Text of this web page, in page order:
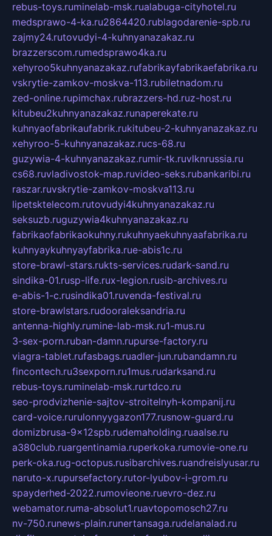
rebus-toys.ruminelab-msk.rualabuga-cityhotel.ru
medsprawo-4-ka.ru2864420.rublagodarenie-spb.ru
zajmy24.rutovudyi-4-kuhnyanazakaz.ru
brazzerscom.rumedsprawo4ka.ru
xehyroo5kuhnyanazakaz.rufabrikayfabrikaefabrika.ru
vskrytie-zamkov-moskva-113.rubiletnadom.ru
zed-online.rupimchax.rubrazzers-hd.ruz-host.ru
kitubeu2kuhnyanazakaz.runaperekate.ru
kuhnyaofabrikaufabrik.rukitubeu-2-kuhnyanazakaz.ru
xehyroo-5-kuhnyanazakaz.rucs-68.ru
guzywia-4-kuhnyanazakaz.rumir-tk.ruvlknrussia.ru
cs68.ruvladivostok-map.ruvideo-seks.rubankaribi.ru
raszar.ruvskrytie-zamkov-moskva113.ru
lipetsktelecom.rutovudyi4kuhnyanazakaz.ru
seksuzb.ruguzywia4kuhnyanazakaz.ru
fabrikaofabrikaokuhny.rukuhnyaekuhnyaafabrika.ru
kuhnyaykuhnyayfabrika.rue-abis1c.ru
store-brawl-stars.rukts-services.rudark-sand.ru
sindika-01.rusp-life.rux-legion.rusib-archives.ru
e-abis-1-c.rusindika01.ruvenda-festival.ru
store-brawlstars.rudooraleksandria.ru
antenna-highly.rumine-lab-msk.ru1-mus.ru
3-sex-porn.ruban-damn.rupurse-factory.ru
viagra-tablet.rufasbags.ruadler-jun.rubandamn.ru
fincontech.ru3sexporn.ru1mus.rudarksand.ru
rebus-toys.ruminelab-msk.rurtdco.ru
seo-prodvizhenie-sajtov-stroitelnyh-kompanij.ru
card-voice.rurulonnyygazon177.rusnow-guard.ru
domizbrusa-9x12spb.rudemaholding.ruaalse.ru
a380club.ruargentinamia.ruperkoka.rumovie-one.ru
perk-oka.rug-octopus.rusibarchives.ruandreislyusar.ru
naruto-x.rupursefactory.rutor-lyubov-i-grom.ru
spayderhed-2022.rumovieone.ruevro-dez.ru
webamator.ruma-absolut1.ruavtopomosch27.ru
nv-750.runews-plain.runertansaga.rudelanalad.ru